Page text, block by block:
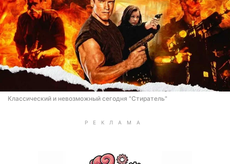
Классический и невозможный сегодня "Стиратель"